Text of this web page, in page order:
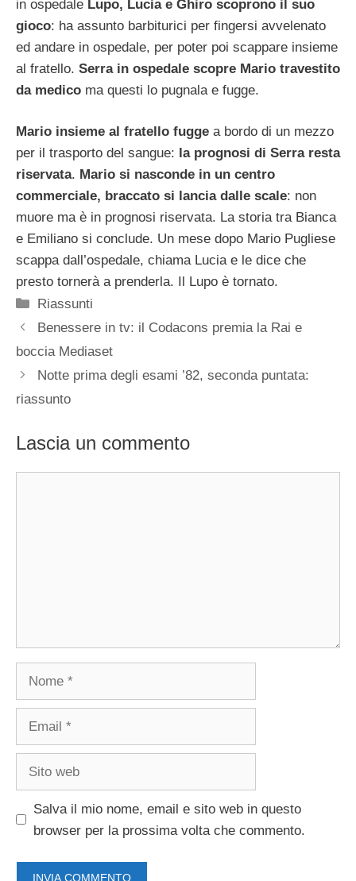
in ospedale Lupo, Lucia e Ghiro scoprono il suo
gioco: ha assunto barbiturici per fingersi avvelenato
ed andare in ospedale, per poter poi scappare insieme
al fratello. Serra in ospedale scopre Mario travestito
da medico ma questi lo pugnala e fugge.
Mario insieme al fratello fugge a bordo di un mezzo
per il trasporto del sangue: la prognosi di Serra resta
riservata. Mario si nasconde in un centro
commerciale, braccato si lancia dalle scale: non
muore ma è in prognosi riservata. La storia tra Bianca
e Emiliano si conclude. Un mese dopo Mario Pugliese
scappa dall’ospedale, chiama Lucia e le dice che
presto tornerà a prenderla. Il Lupo è tornato.
Categorie
Riassunti
Benessere in tv: il Codacons premia la Rai e
boccia Mediaset
Notte prima degli esami ’82, seconda puntata:
riassunto
Lascia un commento
Nome
Email
Sito
Salva il mio nome, email e sito web in questo
browser per la prossima volta che commento.